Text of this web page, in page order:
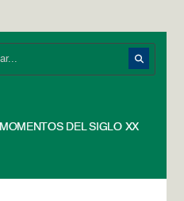
MOMENTOS DEL SIGLO XX